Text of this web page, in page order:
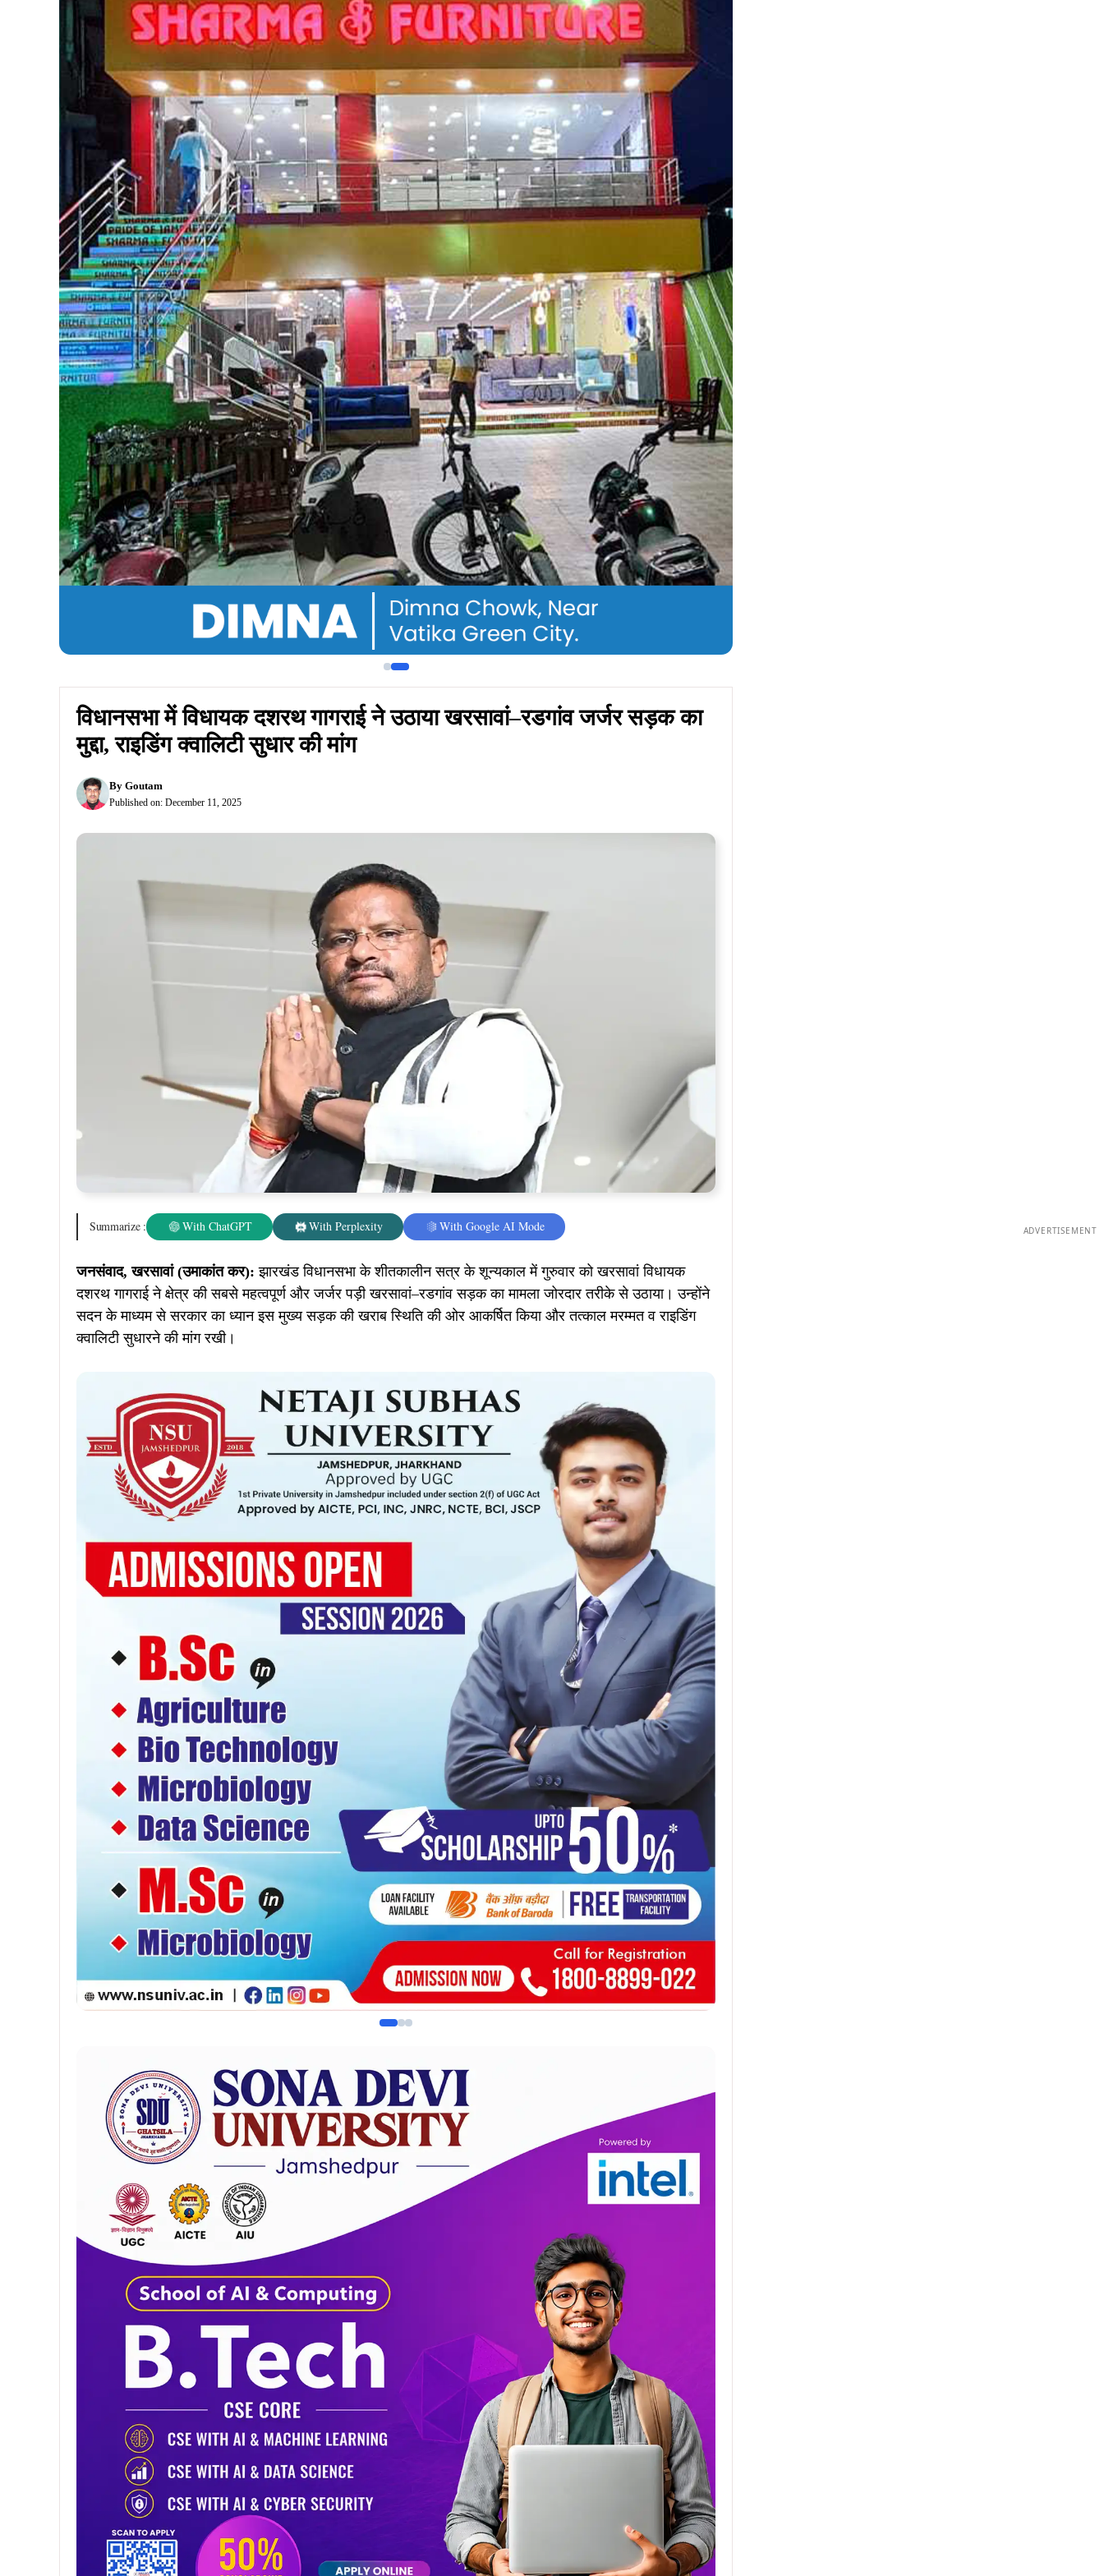
विधानसभा में विधायक दशरथ गागराई ने उठाया खरसावां–रडगांव जर्जर सड़क का
मुद्दा, राइडिंग क्वालिटी सुधार की मांग
By Goutam
Published on: December 11, 2025
Summarize : With ChatGPT With Perplexity With Google AI Mode
जनसंवाद, खरसावां (उमाकांत कर):झारखंड विधानसभा के शीतकालीन सत्र के शून्यकाल में गुरुवार को खरसावां विधायक
दशरथ गागराई ने क्षेत्र की सबसे महत्वपूर्ण और जर्जर पड़ी खरसावां–रडगांव सड़क का मामला जोरदार तरीके से उठाया। उन्होंने
सदन के माध्यम से सरकार का ध्यान इस मुख्य सड़क की खराब स्थिति की ओर आकर्षित किया और तत्काल मरम्मत व राइडिंग
क्वालिटी सुधारने की मांग रखी।
ADVERTISEMENT